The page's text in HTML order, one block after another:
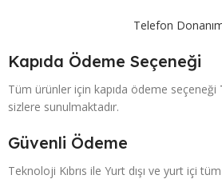
Telefon
Kapıda Ödeme Seçeneği
Tüm ürünler için kapıda ödeme seçeneği
sizlere sunulmaktadır.
Güvenli Ödeme
Teknoloji Kıbrıs ile Yurt dışı ve yurt içi